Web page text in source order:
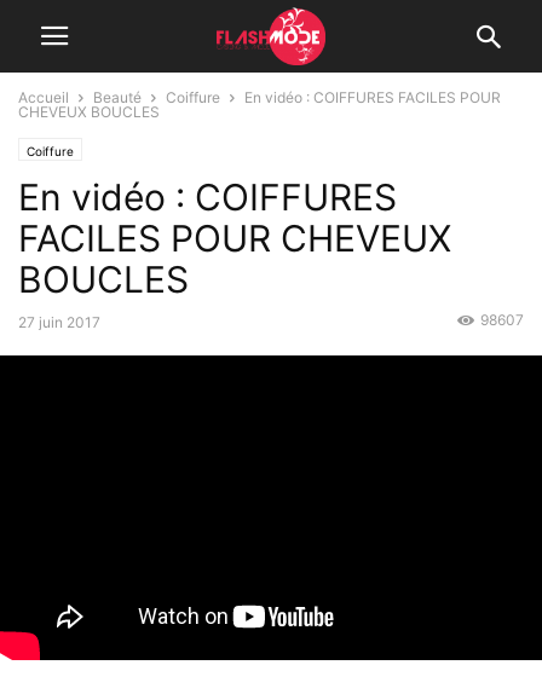
Accueil Beauté Coiffure
En vidéo : COIFFURES FACILES POUR
CHEVEUX BOUCLES
Coiffure
En vidéo : COIFFURES
FACILES POUR CHEVEUX
BOUCLES
27 juin 2017 98607